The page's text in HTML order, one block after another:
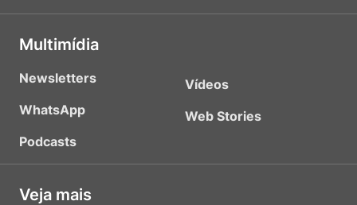
Multimídia
Newsletters
WhatsApp
Podcasts
Vídeos
Web Stories
Veja mais